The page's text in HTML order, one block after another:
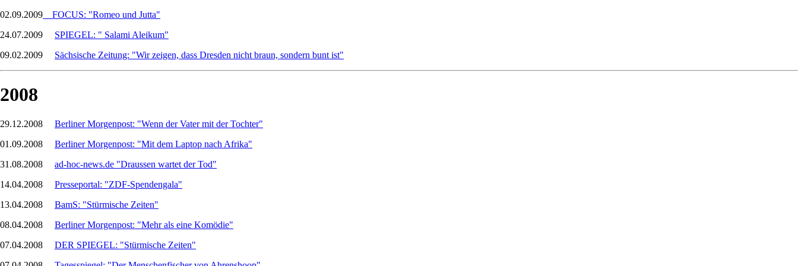
02.09.2009
FOCUS: "Romeo und Jutta"
24.07.2009 SPIEGEL: " Salami Aleikum"
09.02.2009 Sächsische Zeitung: "Wir zeigen, dass Dresden nicht braun, sondern bunt ist"
2008
29.12.2008 Berliner Morgenpost: "Wenn der Vater mit der Tochter"
01.09.2008 Berliner Morgenpost: "Mit dem Laptop nach Afrika"
31.08.2008 ad-hoc-news.de "Draussen wartet der Tod"
14.04.2008 Presseportal: "ZDF-Spendengala"
13.04.2008 BamS: "Stürmische Zeiten"
08.04.2008 Berliner Morgenpost: "Mehr als eine Komödie"
07.04.2008 DER SPIEGEL: "Stürmische Zeiten"